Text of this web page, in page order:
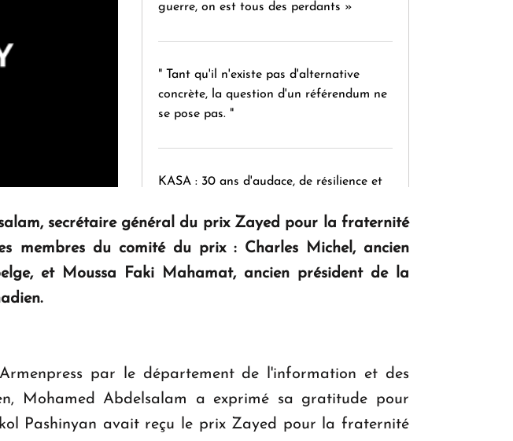
guerre, on est tous des perdants »
" Tant qu'il n'existe pas d'alternative
concrète, la question d'un référendum ne
se pose pas. "
KASA : 30 ans d'audace, de résilience et
Le premier hôtel Hyatt Regency
secrétaire général du prix Zayed pour la fraternité
membres du comité du prix : Charles Michel, ancien
et Moussa Faki Mahamat, ancien président de la
par le département de l'information et des
Mohamed Abdelsalam a exprimé sa gratitude pour
Pashinyan avait reçu le prix Zayed pour la fraternité